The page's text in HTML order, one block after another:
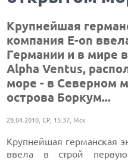
Крупнейшая
компания Е-on
Германии и в мире
Alpha Ventus,
море - в Северном
острова Боркум...
28.04.2010, СР, 15:37, Мск
Крупнейшая германская
ввела в строй